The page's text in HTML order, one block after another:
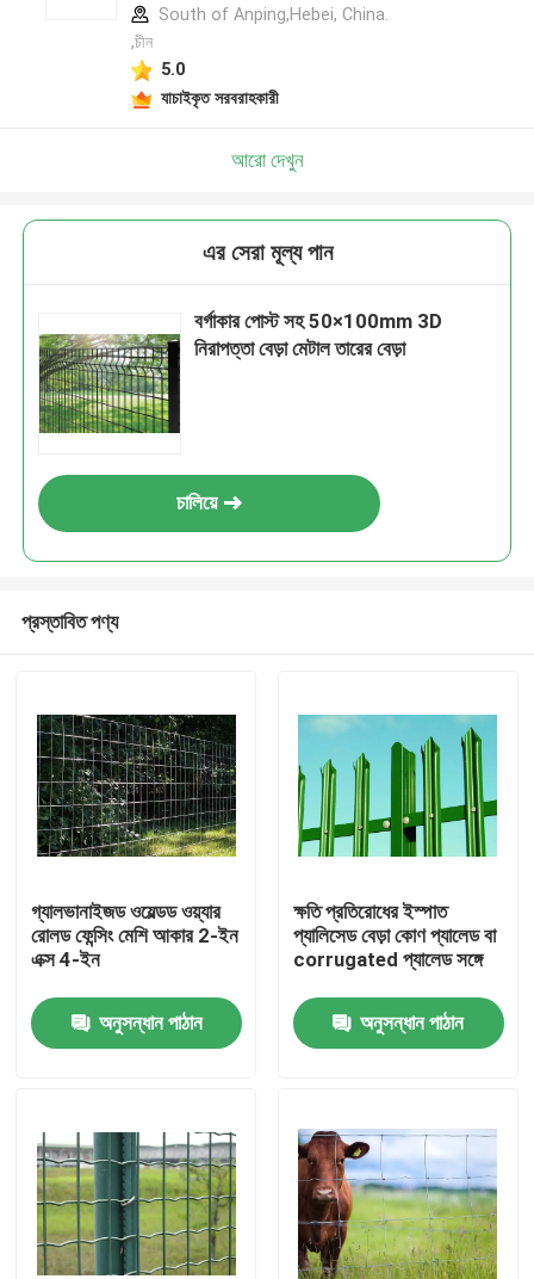
পণ্য
আমাদের সম্বন্ধে
South of Anping,Hebei, China.
,চীন
5.0
যাচাইকৃত সরবরাহকারী
আরো দেখুন
এর সেরা মূল্য পান
বর্গাকার পোস্ট সহ 50×100mm 3D
নিরাপত্তা বেড়া মেটাল তারের বেড়া
চালিয়ে
প্রস্তাবিত পণ্য
গ্যালভানাইজড ওয়েল্ডড ওয়্যার
রোলড ফেন্সিং মেশি আকার 2-ইন
এক্স 4-ইন
অনুসন্ধান পাঠান
ক্ষতি প্রতিরোধের ইস্পাত
প্যালিসেড বেড়া কোণ প্যালেড বা
corrugated প্যালেড সঙ্গে
অনুসন্ধান পাঠান